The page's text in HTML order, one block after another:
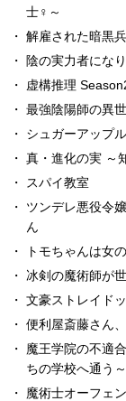
士♀～
解雇された暗黒
陰の実力者にな
虚構推理
最強陰陽師の異
シュガーアップ
真・進化の実 ～
スパイ教室
ツンデレ悪役令
ん
トモちゃんは女
冰剣の魔術師が
文豪ストレイド
便利屋斎藤さん
魔王学院の不適
ちの学校へ通う～
魔術士オーフェ